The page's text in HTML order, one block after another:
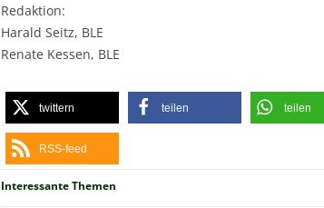
Redaktion:
Harald Seitz, BLE
Renate Kessen, BLE
twittern teilen teilen
RSS-feed
Interessante Themen